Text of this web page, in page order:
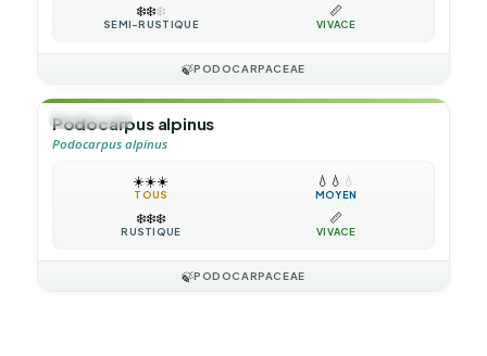
❄️❄️❄️
SEMI-RUSTIQUE
📏
VIVACE
🍃PODOCARPACEAE
🌲ARBUSTE
Podocarpus alpinus
Podocarpus alpinus
☀️☀️☀️
TOUS
💧 💧 💧
MOYEN
❄️❄️❄️
RUSTIQUE
📏
VIVACE
🍃PODOCARPACEAE